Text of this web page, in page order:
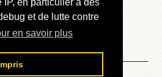
IP, en particulier à des
et de lutte contre
en savoir plus